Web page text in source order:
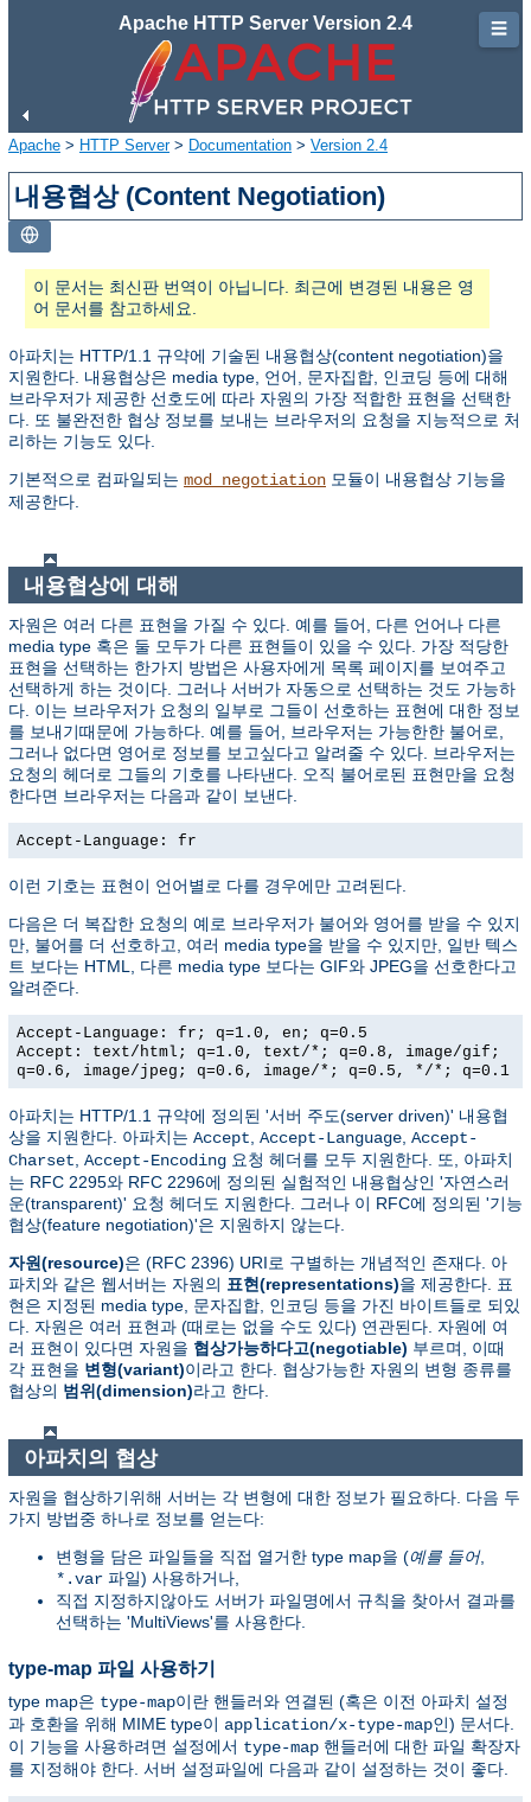
Apache HTTP Server Version 2.4
Apache > HTTP Server> Documentation > Version 2.4
내용협상 (Content Negotiation)
이 문서는 최신판 번역이 아닙니다. 최근에 변경된 내용은 영
어 문서를 참고하세요.
아파치는 HTTP/1.1 규약에 기술된 내용협상(content negotiation)을
지원한다. 내용협상은 media type, 언어, 문자집합, 인코딩 등에 대해
브라우저가 제공한 선호도에 따라 자원의 가장 적합한 표현을 선택한
다. 또 불완전한 협상 정보를 보내는 브라우저의 요청을 지능적으로 처
리하는 기능도 있다.
기본적으로 컴파일되는 mod_negotiation 모듈이 내용협상 기능을
제공한다.
내용협상에 대해
자원은 여러 다른 표현을 가질 수 있다. 예를 들어, 다른 언어나 다른
media type 혹은 둘 모두가 다른 표현들이 있을 수 있다. 가장 적당한
표현을 선택하는 한가지 방법은 사용자에게 목록 페이지를 보여주고
선택하게 하는 것이다. 그러나 서버가 자동으로 선택하는 것도 가능하
다. 이는 브라우저가 요청의 일부로 그들이 선호하는 표현에 대한 정보
를 보내기때문에 가능하다. 예를 들어, 브라우저는 가능한한 불어로,
그러나 없다면 영어로 정보를 보고싶다고 알려줄 수 있다. 브라우저는
요청의 헤더로 그들의 기호를 나타낸다. 오직 불어로된 표현만을 요청
한다면 브라우저는 다음과 같이 보낸다.
Accept-Language: fr
이런 기호는 표현이 언어별로 다를 경우에만 고려된다.
다음은 더 복잡한 요청의 예로 브라우저가 불어와 영어를 받을 수 있지
만, 불어를 더 선호하고, 여러 media type을 받을 수 있지만, 일반 텍스
트 보다는 HTML, 다른 media type 보다는 GIF와 JPEG을 선호한다고
알려준다.
Accept-Language: fr; q=1.0, en; q=0.5
Accept: text/html; q=1.0, text/*; q=0.8, image/gif;
q=0.6, image/jpeg; q=0.6, image/*; q=0.5, */*; q=0.1
아파치는 HTTP/1.1 규약에 정의된 '서버 주도(server driven)' 내용협
상을 지원한다. 아파치는 Accept Accept-Language Accept-
Charset Accept-Encoding 요청 헤더를 모두 지원한다. 또, 아파치
는 RFC 2295와 RFC 2296에 정의된 실험적인 내용협상인 '자연스러
운(transparent)' 요청 헤더도 지원한다. 그러나 이 RFC에 정의된 '기능
협상(feature negotiation)'은 지원하지 않는다.
자원(resource)은 (RFC 2396) URI로 구별하는 개념적인 존재다. 아
파치와 같은 웹서버는 자원의 표현(representations)을 제공한다. 표
현은 지정된 media type, 문자집합, 인코딩 등을 가진 바이트들로 되있
다. 자원은 여러 표현과 (때로는 없을 수도 있다) 연관된다. 자원에 여
러 표현이 있다면 자원을 협상가능하다고(negotiable) 부르며, 이때
각 표현을 변형(variant)이라고 한다. 협상가능한 자원의 변형 종류를
협상의 범위(dimension)라고 한다.
아파치의 협상
자원을 협상하기위해 서버는 각 변형에 대한 정보가 필요하다. 다음 두
가지 방법중 하나로 정보를 얻는다:
변형을 담은 파일들을 직접 열거한 type map을 (예를 들어,
*.var 파일) 사용하거나,
직접 지정하지않아도 서버가 파일명에서 규칙을 찾아서 결과를
선택하는 'MultiViews'를 사용한다.
type-map 파일 사용하기
type map은 type-map이란 핸들러와 연결된 (혹은 이전 아파치 설정
과 호환을 위해 MIME type이 application/x-type-map인) 문서다.
이 기능을 사용하려면 설정에서 type-map 핸들러에 대한 파일 확장자
를 지정해야 한다. 서버 설정파일에 다음과 같이 설정하는 것이 좋다.
☰